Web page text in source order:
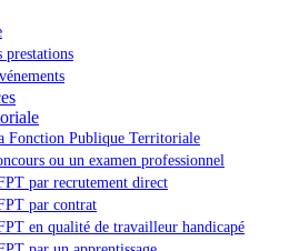
prestations
Fonction Publique Territoriale
ou un examen professionnel
par recrutement direct
par contrat
en qualité de travailleur handicapé